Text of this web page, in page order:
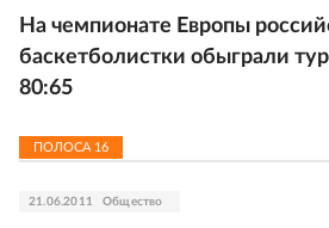
На чемпионате Европы
баскетболистки обыграли
80:65
ПОЛОСА 16
21.06.2011 Общество